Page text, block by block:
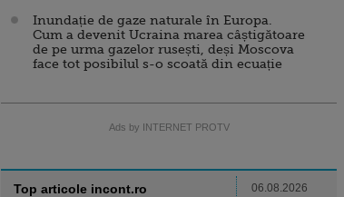
Inundație de gaze naturale în Europa.
Cum a devenit Ucraina marea câștigătoare
de pe urma gazelor rusești, deși Moscova
face tot posibilul s-o scoată din ecuație
Ads by INTERNET PROTV
Top articole incont.ro 06.08.2026